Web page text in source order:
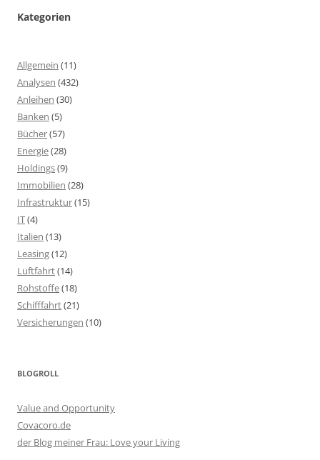
Kategorien
Allgemein (11)
Analysen (432)
Anleihen (30)
Banken (5)
Bücher(57)
Energie(28)
Holdings(9)
Immobilien (28)
Infrastruktur(15)
IT(4)
Italien (13)
Leasing(12)
Luftfahrt(14)
Rohstoffe(18)
Schifffahrt(21)
Versicherungen (10)
BLOGROLL
Value and Opportunity
Covacoro.de
der Blog meiner Frau: Love your Living